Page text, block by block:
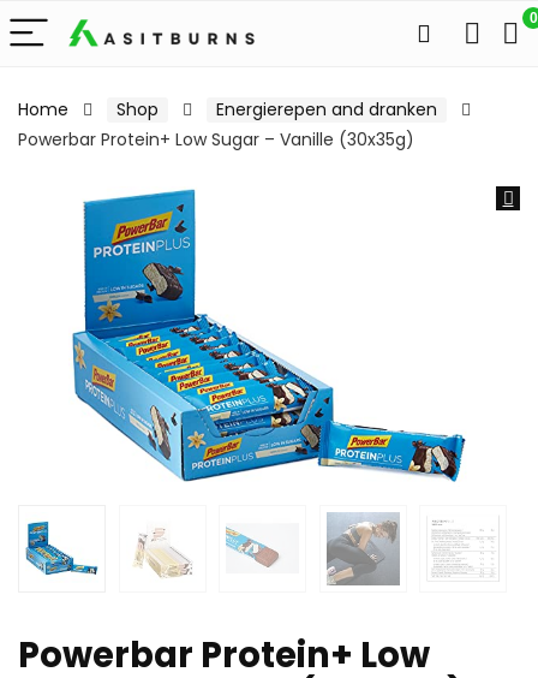
0
Home Shop
Energierepen and dranken
Powerbar Protein+ Low Sugar – Vanille (30x35g)
Powerbar Protein+ Low